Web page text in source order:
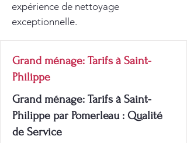
expérience de nettoyage
exceptionnelle.
Grand ménage: Tarifs à Saint-
Philippe
Grand ménage: Tarifs à Saint-
Philippe par Pomerleau : Qualité
de Service